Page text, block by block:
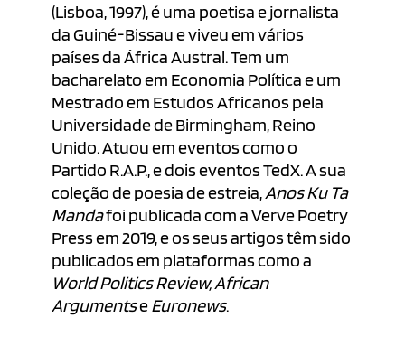
(Lisboa, 1997), é uma poetisa e jornalista
da Guiné-Bissau e viveu em vários
países da África Austral. Tem um
bacharelato em Economia Política e um
Mestrado em Estudos Africanos pela
Universidade de Birmingham, Reino
Unido. Atuou em eventos como o
Partido R.A.P., e dois eventos TedX. A sua
coleção de poesia de estreia,Anos Ku Ta
Mandafoi publicada com a Verve Poetry
Press em 2019, e os seus artigos têm sido
publicados em plataformas como a
World Politics Review,African
ArgumentseEuronews.